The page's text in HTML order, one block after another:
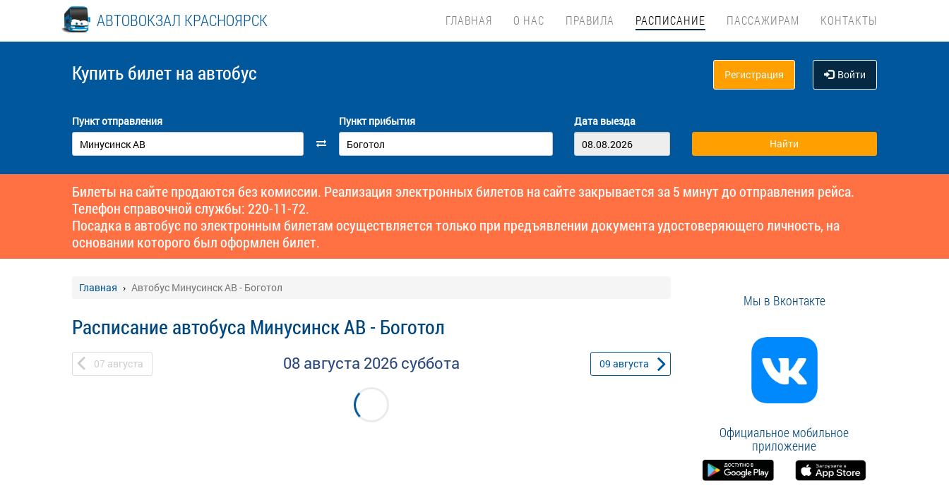
АВТОВОКЗАЛ КРАСНОЯРСК ГЛАВНАЯ О НАС ПРАВИЛА РАСПИСАНИЕ ПАССАЖИРАМ КОНТАКТЫ
Купить билет на автобус Регистрация Войти
Пункт отправления Пункт прибытия Дата выезда
Билеты на сайте продаются без комиссии. Реализация электронных билетов на сайте закрывается за 5 минут до отправления рейса.
Телефон справочной службы: 220-11-72.
Посадка в автобус по электронным билетам осуществляется только при предъявлении документа удостоверяющего личность, на
основании которого был оформлен билет.
Главная Автобус Минусинск АВ - Боготол
Расписание автобуса Минусинск АВ - Боготол
07 августа 08 августа 2026 суббота 09 августа
Мы в Вконтакте
Официальное мобильное
приложение